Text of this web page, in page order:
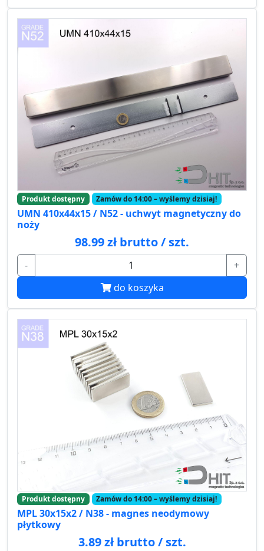
Produkt dostępny Zamów do 14:00 – wyślemy dzisiaj!
UMN 410x44x15 / N52 - uchwyt magnetyczny do
noży
98.99 zł brutto / szt.
-
+
do koszyka
Produkt dostępny Zamów do 14:00 – wyślemy dzisiaj!
MPL 30x15x2 / N38 - magnes neodymowy
płytkowy
3.89 zł brutto / szt.